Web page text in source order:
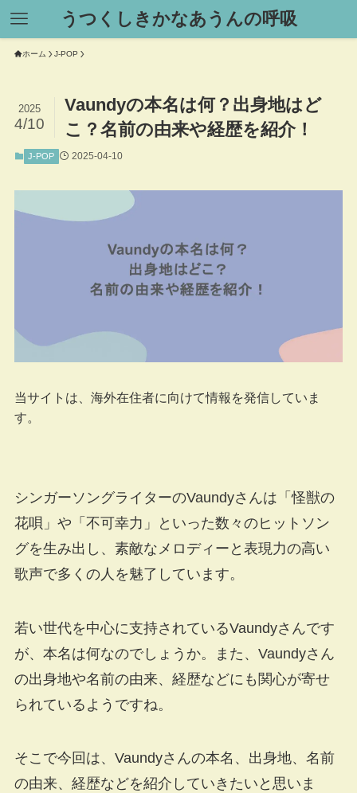
うつくしきかなあうんの呼吸
ホーム J-POP
Vaundyの本名は何？出身地はど
こ？名前の由来や経歴を紹介！
2025
4/10
J-POP 2025-04-10
当サイトは、海外在住者に向けて情報を発信していま
す。
シンガーソングライターのVaundyさんは「怪獣の
花唄」や「不可幸力」といった数々のヒットソン
グを生み出し、素敵なメロディーと表現力の高い
歌声で多くの人を魅了しています。
若い世代を中心に支持されているVaundyさんです
が、本名は何なのでしょうか。また、Vaundyさん
の出身地や名前の由来、経歴などにも関心が寄せ
られているようですね。
そこで今回は、Vaundyさんの本名、出身地、名前
の由来、経歴などを紹介していきたいと思いま